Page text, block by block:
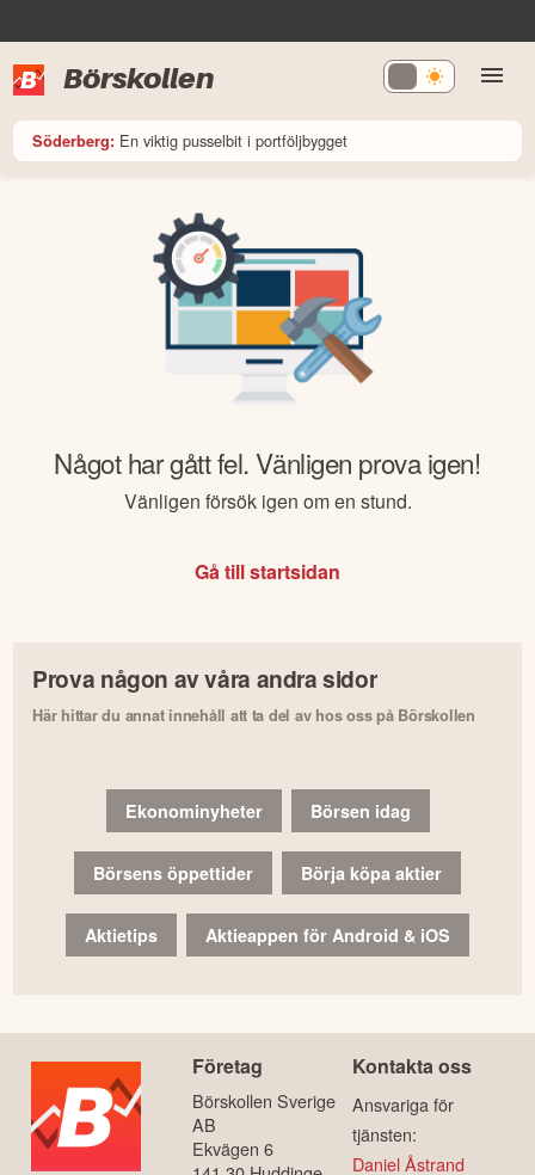
Börskollen
Söderberg: En viktig pusselbit i portföljbygget
Något har gått fel. Vänligen prova igen!
Vänligen försök igen om en stund.
Gå till startsidan
Prova någon av våra andra sidor
Här hittar du annat innehåll att ta del av hos oss på Börskollen
Ekonominyheter Börsen idag
Börsens öppettider Börja köpa aktier
Aktietips Aktieappen för Android & iOS
Företag
Börskollen Sverige
AB
Ekvägen 6
Kontakta oss
Ansvariga för
tjänsten:
Daniel Åstrand